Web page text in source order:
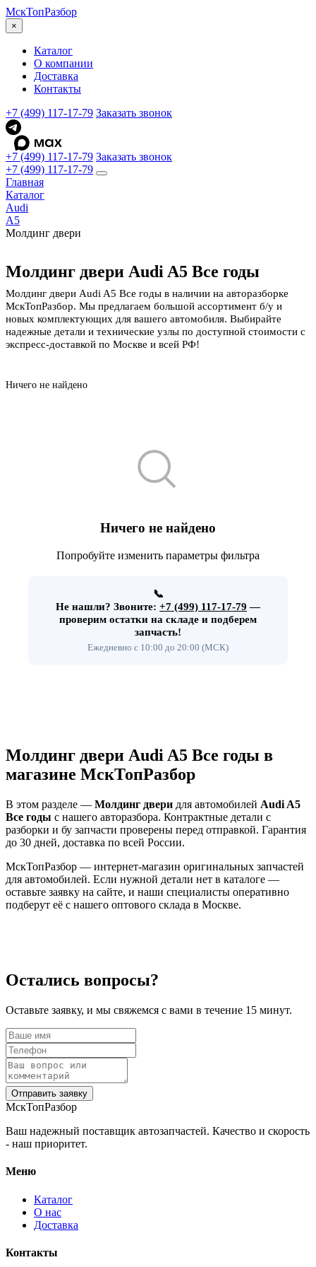
МскТопРазбор
×
Каталог
О компании
Доставка
Контакты
+7 (499) 117-17-79 Заказать звонок
+7 (499) 117-17-79 Заказать звонок
+7 (499) 117-17-79
Главная
Каталог
Audi
A5
Молдинг двери
Молдинг двери Audi A5 Все годы
Молдинг двери Audi A5 Все годы в наличии на авторазборке
МскТопРазбор. Мы предлагаем большой ассортимент б/у и
новых комплектующих для вашего автомобиля. Выбирайте
надежные детали и технические узлы по доступной стоимости с
экспресс-доставкой по Москве и всей РФ!
Ничего не найдено
Ничего не найдено
Попробуйте изменить параметры фильтра
📞
Не нашли? Звоните: +7 (499) 117-17-79 —
проверим остатки на складе и подберем
запчасть!
Ежедневно с 10:00 до 20:00 (МСК)
Молдинг двери Audi A5 Все годы в
магазине МскТопРазбор
В этом разделе — Молдинг двери для автомобилей Audi A5
Все годы с нашего авторазбора. Контрактные детали с
разборки и бу запчасти проверены перед отправкой. Гарантия
до 30 дней, доставка по всей России.
МскТопРазбор — интернет-магазин оригинальных запчастей
для автомобилей. Если нужной детали нет в каталоге —
оставьте заявку на сайте, и наши специалисты оперативно
подберут её с нашего оптового склада в Москве.
Остались вопросы?
Оставьте заявку, и мы свяжемся с вами в течение 15 минут.
Отправить заявку
МскТопРазбор
Ваш надежный поставщик автозапчастей. Качество и скорость
- наш приоритет.
Меню
Каталог
О нас
Доставка
Контакты